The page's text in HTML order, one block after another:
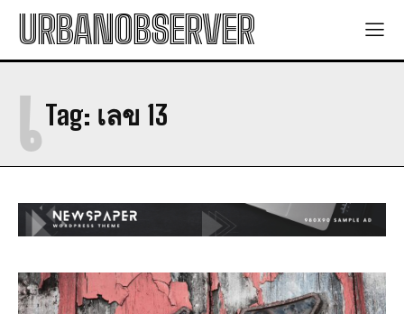
URBANOBSERVER
Tag: เลข 13
เ